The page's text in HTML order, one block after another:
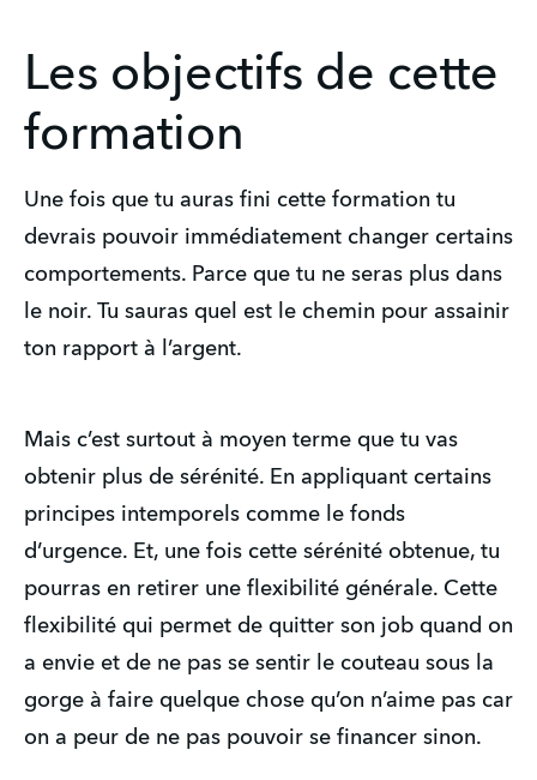
Les objectifs de cette
formation
Une fois que tu auras fini cette formation tu
devrais pouvoir immédiatement changer certains
comportements. Parce que tu ne seras plus dans
le noir. Tu sauras quel est le chemin pour assainir
ton rapport à l’argent.
Mais c’est surtout à moyen terme que tu vas
obtenir plus de sérénité. En appliquant certains
principes intemporels comme le fonds
d’urgence. Et, une fois cette sérénité obtenue, tu
pourras en retirer une flexibilité générale. Cette
flexibilité qui permet de quitter son job quand on
a envie et de ne pas se sentir le couteau sous la
gorge à faire quelque chose qu’on n’aime pas car
on a peur de ne pas pouvoir se financer sinon.